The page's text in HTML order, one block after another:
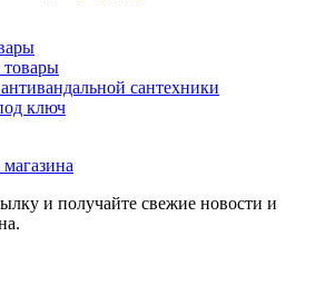
сантехники
ключ
и получайте свежие новости и